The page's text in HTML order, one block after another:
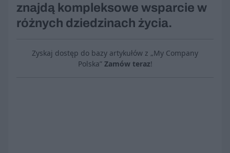
znajdą kompleksowe wsparcie w
różnych dziedzinach życia.
Zyskaj dostęp do bazy artykułów z „My Company
Polska” Zamów teraz!